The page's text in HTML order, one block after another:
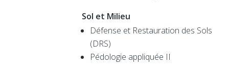
Sol et Milieu
Défense et Restauration des Sols
(DRS)
Pédologie appliquée II